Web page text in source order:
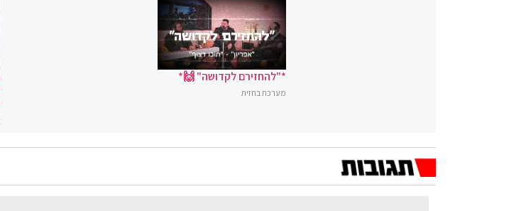
*"להחזירם לקדושה" 🙌*
מערכת בחזית